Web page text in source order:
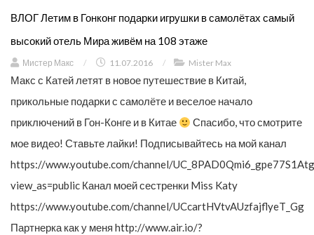
ВЛОГ Летим в Гонконг подарки игрушки в самолётах самый
высокий отель Мира живём на 108 этаже
Мистер Макс / 11.07.2016 / Mister Max
Макс с Катей летят в новое путешествие в Китай,
прикольные подарки с самолёте и веселое начало
приключений в Гон-Конге и в Китае
Спасибо, что смотрите
мое видео! Ставьте лайки! Подписывайтесь на мой канал
https://www.youtube.com/channel/
view_as=public Канал моей сестренки Miss Katy
https://www.youtube.com/channel/UCcartHVtvAUzfajflyeT_Gg
Партнерка как у меня http://www.air.io/?